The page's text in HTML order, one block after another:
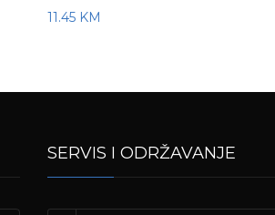
11.45 KM
SERVIS I ODRŽAVANJE